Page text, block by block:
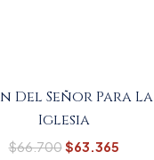
Del Señor Para La
Iglesia
$66.700$63.365